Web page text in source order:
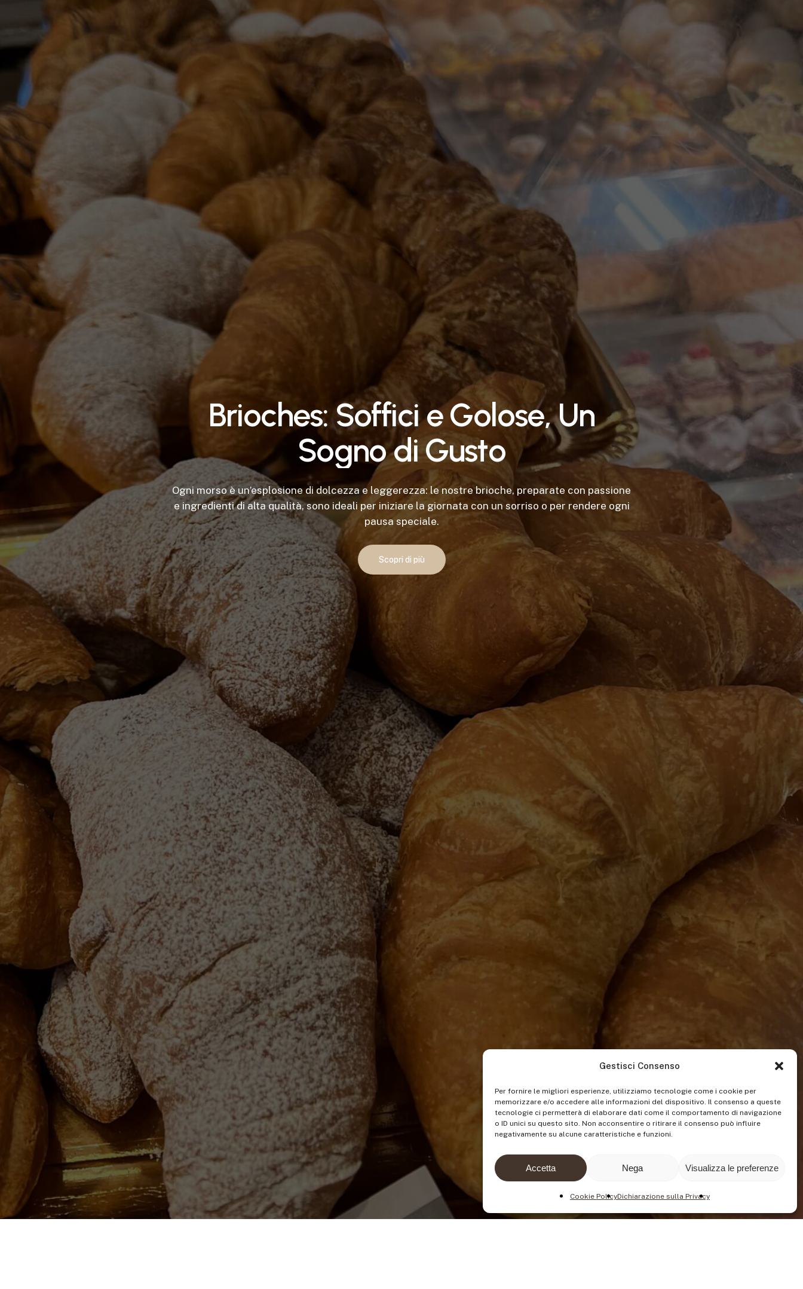
Gestisci Consenso
Per fornire le migliori esperienze, utilizziamo tecnologie come i cookie per
memorizzare e/o accedere alle informazioni del dispositivo. Il consenso a queste
tecnologie ci permetterà di elaborare dati come il comportamento di navigazione
o ID unici su questo sito. Non acconsentire o ritirare il consenso può influire
negativamente su alcune caratteristiche e funzioni.
Accetta Nega Visualizza le preferenze
Cookie PolicyDichiarazione sulla Privacy
Brioches:Sofficie Golose,Un
Sognodi Gusto
Ogni morso è un’esplosione di dolcezza e leggerezza: le nostre brioche, preparate con passione
e ingredienti di alta qualità, sono ideali per iniziare la giornata con un sorriso o per rendere ogni
pausa speciale.
Scopri di più